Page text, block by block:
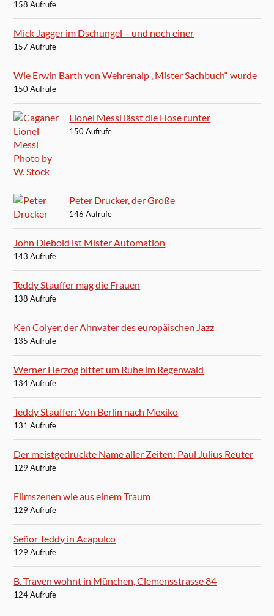
158 Aufrufe
Mick Jagger im Dschungel – und noch einer
157 Aufrufe
Wie Erwin Barth von Wehrenalp „Mister Sachbuch“ wurde
150 Aufrufe
Lionel Messi lässt die Hose runter
150 Aufrufe
Peter Drucker, der Große
146 Aufrufe
John Diebold ist Mister Automation
143 Aufrufe
Teddy Stauffer mag die Frauen
138 Aufrufe
Ken Colyer, der Ahnvater des europäischen Jazz
135 Aufrufe
Werner Herzog bittet um Ruhe im Regenwald
134 Aufrufe
Teddy Stauffer: Von Berlin nach Mexiko
131 Aufrufe
Der meistgedruckte Name aller Zeiten: Paul Julius Reuter
129 Aufrufe
Filmszenen wie aus einem Traum
129 Aufrufe
Señor Teddy in Acapulco
129 Aufrufe
B. Traven wohnt in München, Clemensstrasse 84
124 Aufrufe